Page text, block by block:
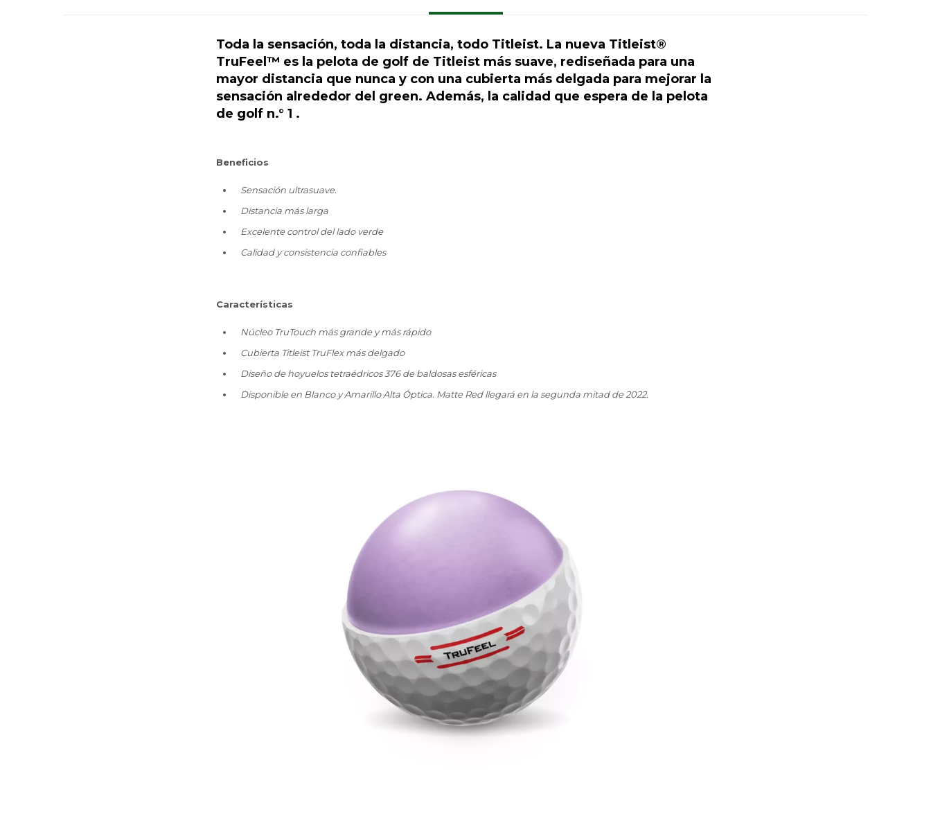
Toda la sensación, toda la distancia, todo Titleist. La nueva Titleist®
TruFeel™ es la pelota de golf de Titleist más suave, rediseñada para una
mayor distancia que nunca y con una cubierta más delgada para mejorar la
sensación alrededor del green. Además, la calidad que espera de la pelota
de golf n.° 1 .
Beneficios
Sensación ultrasuave.
Distancia más larga
Excelente control del lado verde
Calidad y consistencia confiables
Características
Núcleo TruTouch más grande y más rápido
Cubierta Titleist TruFlex más delgado
Diseño de hoyuelos tetraédricos 376 de baldosas esféricas
Disponible en Blanco y Amarillo Alta Óptica. Matte Red llegará en la segunda mitad de 2022.